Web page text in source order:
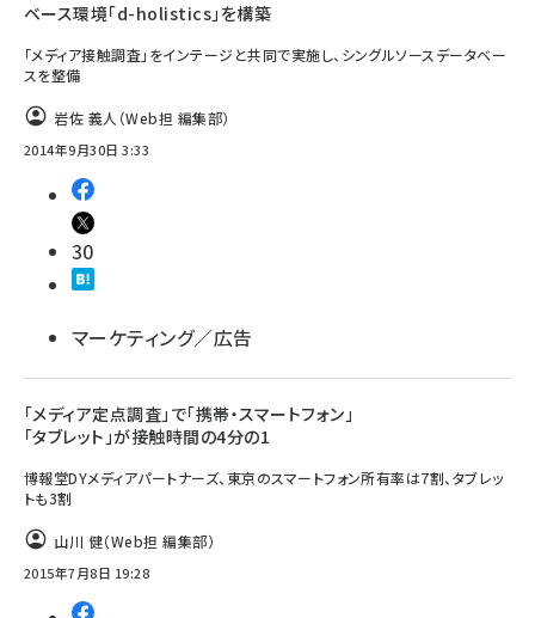
ベース環境「d-holistics」を構築
「メディア接触調査」をインテージと共同で実施し、シングルソースデータベー
スを整備
岩佐 義人（Web担 編集部）
2014年9月30日 3:33
30
マーケティング／広告
「メディア定点調査」で「携帯・スマートフォン」
「タブレット」が接触時間の4分の1
博報堂DYメディアパートナーズ、東京のスマートフォン所有率は7割、タブレッ
トも3割
山川 健（Web担 編集部）
2015年7月8日 19:28